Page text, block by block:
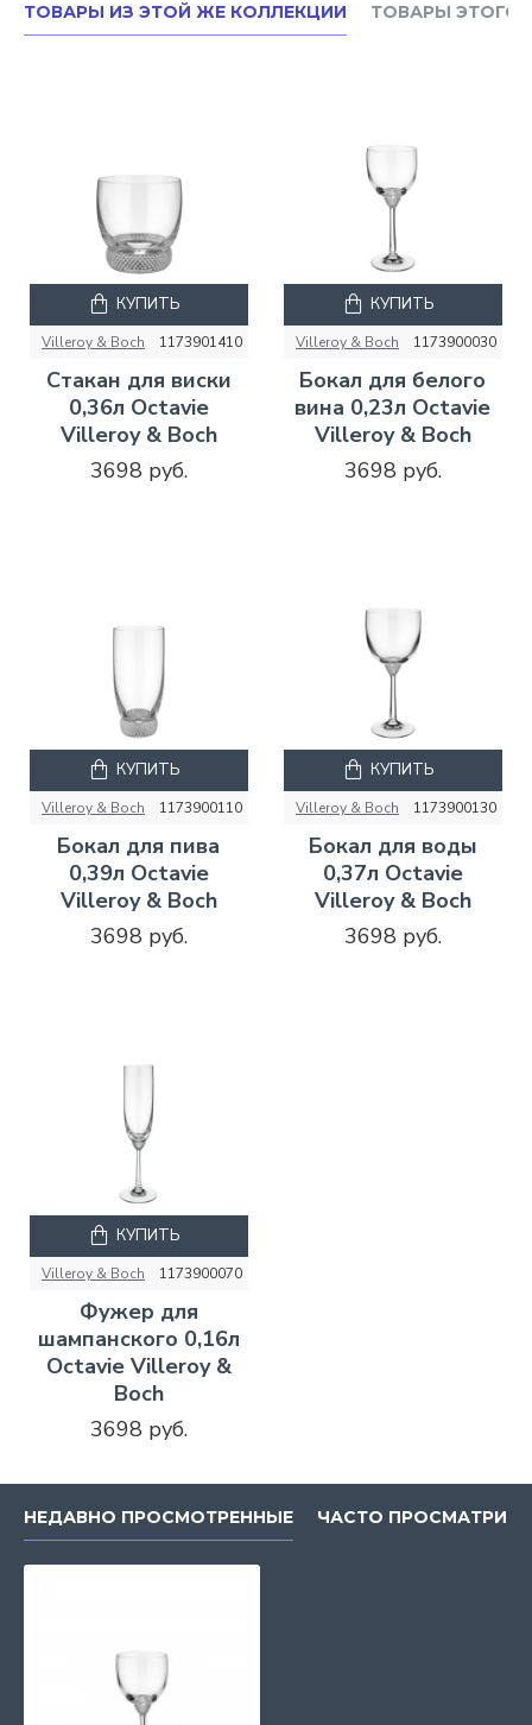
ТОВАРЫ ИЗ ЭТОЙ ЖЕ КОЛЛЕКЦИИ ТОВАРЫ ЭТОГО
Villeroy & Boch 1173901410
Стакан для виски
0,36л Octavie
Villeroy & Boch
3698 руб.
КУПИТЬ
Villeroy & Boch 1173900030
Бокал для белого
вина 0,23л Octavie
Villeroy & Boch
3698 руб.
КУПИТЬ
Villeroy & Boch 1173900110
Бокал для пива
0,39л Octavie
Villeroy & Boch
3698 руб.
КУПИТЬ
Villeroy & Boch 1173900130
Бокал для воды
0,37л Octavie
Villeroy & Boch
3698 руб.
КУПИТЬ
Villeroy & Boch 1173900070
Фужер для
шампанского 0,16л
Octavie Villeroy &
Boch
3698 руб.
КУПИТЬ
НЕДАВНО ПРОСМОТРЕННЫЕ ЧАСТО